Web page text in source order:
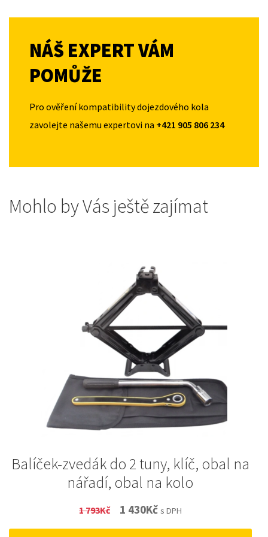
NÁŠ EXPERT VÁM
POMŮŽE
Pro ověření kompatibility dojezdového kola
zavolejte našemu expertovi na +421 905 806 234
Mohlo by Vás ještě zajímat
Balíček-zvedák do 2 tuny, klíč, obal na
nářadí, obal na kolo
1 793Kč
Original
price
1 430KčCurrent
price
s DPH